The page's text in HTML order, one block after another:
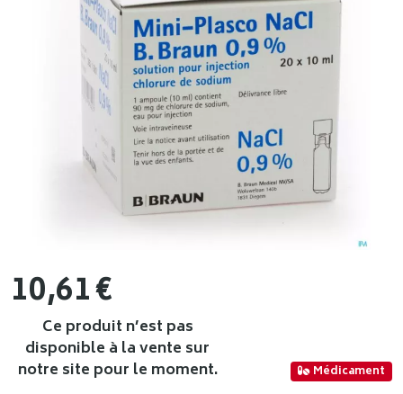
10,61€
Ce produit n’est pas
disponible à la vente sur
notre site pour le moment.
Médicament